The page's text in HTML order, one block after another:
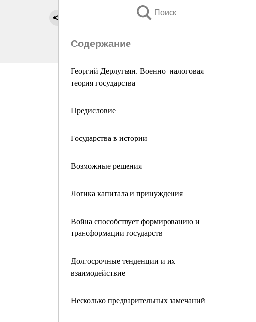
Поиск
Содержание
Георгий Дерлугьян. Военно–налоговая
теория государства
Предисловие
Государства в истории
Возможные решения
Логика капитала и принуждения
Война способствует формированию и
трансформации государств
Долгосрочные тенденции и их
взаимодействие
Несколько предварительных замечаний